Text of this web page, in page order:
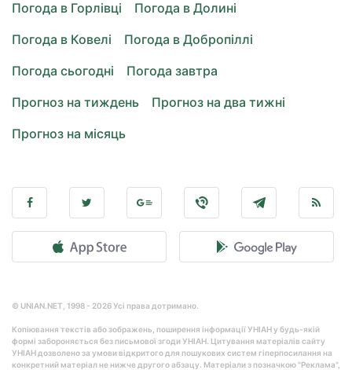
Погода в Горлівці
Погода в Долині
Погода в Ковелі
Погода в Добропіллі
Погода сьогодні
Погода завтра
Прогноз на тиждень
Прогноз на два тижні
Прогноз на місяць
© UNIAN.NET, 1998 - 2026 Усі права дотримано.
Копіювання текстів або зображень, поширення інформації УНІАН у будь-якій
формі забороняється без письмової згоди УНІАН. Цитування матеріалів сайту
УНІАН дозволено за умови відкритого для пошукових систем гіперпосилання на
конкретний матеріал не нижче другого абзацу. Матеріали з позначкою "Реклама",